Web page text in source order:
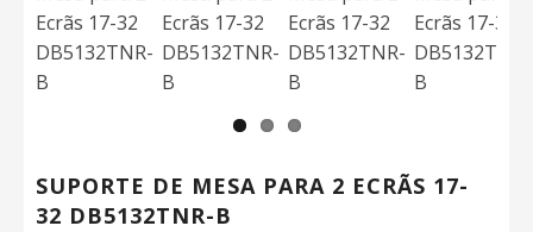
SUPORTE DE MESA PARA 2 ECRÃS 17-
32 DB5132TNR-B